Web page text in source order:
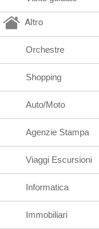
Altro
Orchestre
Shopping
Auto/Moto
Agenzie Stampa
Viaggi Escursioni
Informatica
Immobiliari